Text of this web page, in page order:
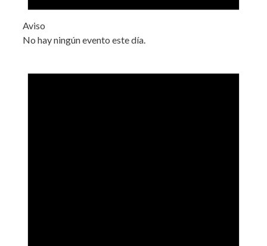
Aviso
No hay ningún evento este día.